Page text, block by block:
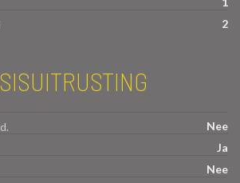
2
Nee
Ja
Nee